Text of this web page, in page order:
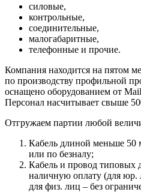
силовые,
контрольные,
соединительные,
малогабаритные,
телефонные и прочие.
Компания находится на пятом
по производству профильной
оснащено оборудованием от
Персонал насчитывает свыше
Отгружаем партии любой
Кабель длиной меньше 50
или по безналу;
Кабель и провод типовых
наличную оплату (для юр.
для физ. лиц – без